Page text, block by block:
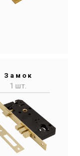
Замок
1 шт.